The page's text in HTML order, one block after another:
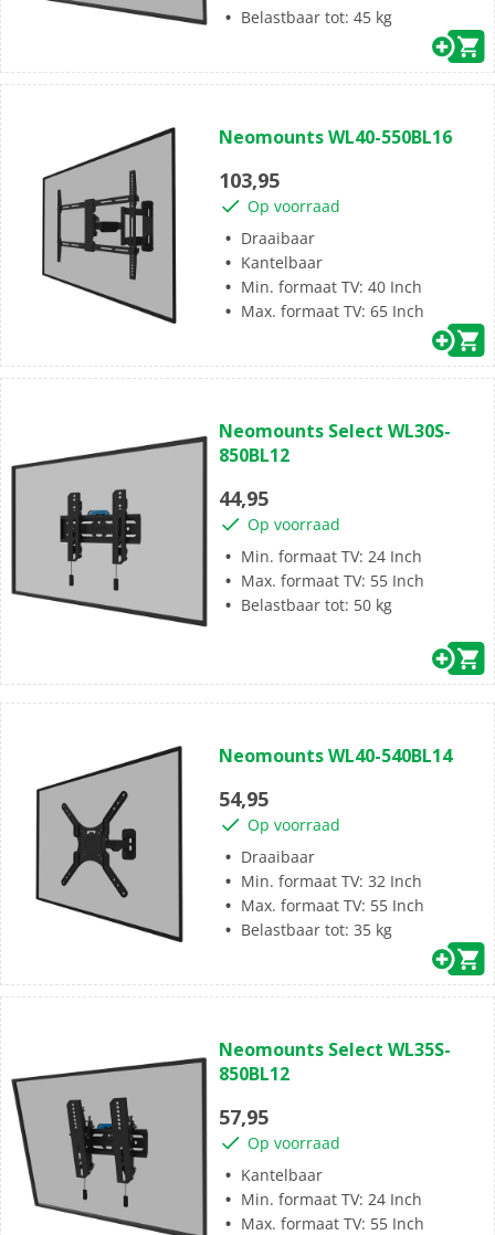
Belastbaar tot: 45 kg
van
5
sterren.
Neomounts WL40-550BL16
103,95
Op voorraad
Draaibaar
Kantelbaar
Min. formaat TV: 40 Inch
Max. formaat TV: 65 Inch
van
de
sterren.
Neomounts Select WL30S-
850BL12
44,95
Op voorraad
Min. formaat TV: 24 Inch
Max. formaat TV: 55 Inch
Belastbaar tot: 50 kg
van
5
sterren.
Neomounts WL40-540BL14
54,95
Op voorraad
Draaibaar
Min. formaat TV: 32 Inch
Max. formaat TV: 55 Inch
Belastbaar tot: 35 kg
van
de
sterren.
Neomounts Select WL35S-
850BL12
57,95
Op voorraad
Kantelbaar
Min. formaat TV: 24 Inch
Max. formaat TV: 55 Inch